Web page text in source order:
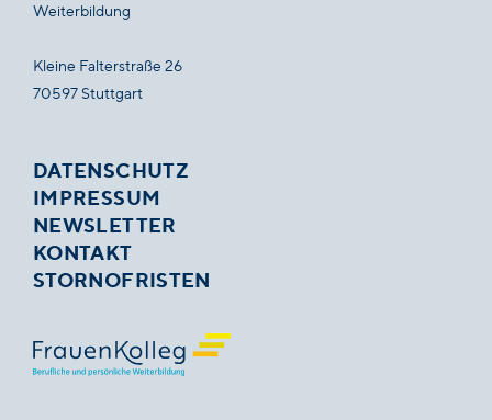
Weiterbildung
Kleine Falterstraße 26
70597 Stuttgart
DATENSCHUTZ
IMPRESSUM
NEWSLETTER
KONTAKT
STORNOFRISTEN